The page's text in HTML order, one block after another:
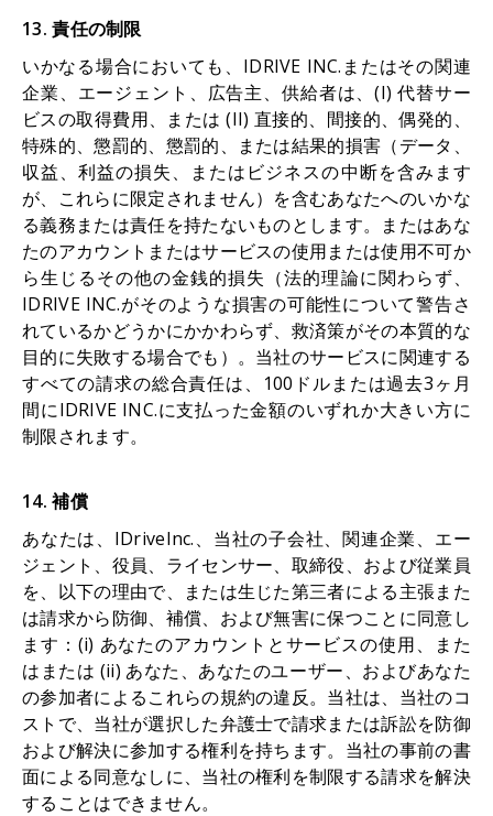
13. 責任の制限
いかなる場合においても、IDRIVE INC.またはその関連
企業、エージェント、広告主、供給者は、(I) 代替サー
ビスの取得費用、または (II) 直接的、間接的、偶発的、
特殊的、懲罰的、懲罰的、または結果的損害（データ、
収益、利益の損失、またはビジネスの中断を含みます
が、これらに限定されません）を含むあなたへのいかな
る義務または責任を持たないものとします。またはあな
たのアカウントまたはサービスの使用または使用不可か
ら生じるその他の金銭的損失（法的理論に関わらず、
IDRIVE INC.がそのような損害の可能性について警告さ
れているかどうかにかかわらず、救済策がその本質的な
目的に失敗する場合でも）。当社のサービスに関連する
すべての請求の総合責任は、100ドルまたは過去3ヶ月
間にIDRIVE INC.に支払った金額のいずれか大きい方に
制限されます。
14. 補償
あなたは、IDriveInc.、当社の子会社、関連企業、エー
ジェント、役員、ライセンサー、取締役、および従業員
を、以下の理由で、または生じた第三者による主張また
は請求から防御、補償、および無害に保つことに同意し
ます：(i) あなたのアカウントとサービスの使用、また
はまたは (ii) あなた、あなたのユーザー、およびあなた
の参加者によるこれらの規約の違反。当社は、当社のコ
ストで、当社が選択した弁護士で請求または訴訟を防御
および解決に参加する権利を持ちます。当社の事前の書
面による同意なしに、当社の権利を制限する請求を解決
することはできません。